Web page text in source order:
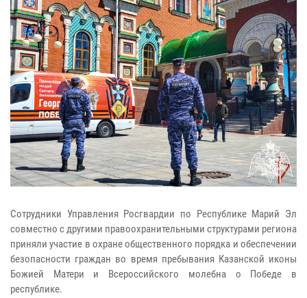
Сотрудники Управления Росгвардии по Республике Марий Эл
совместно с другими правоохранительными структурами региона
приняли участие в охране общественного порядка и обеспечении
безопасности граждан во время пребывания Казанской иконы
Божией Матери и Всероссийского молебна о Победе в
республике.